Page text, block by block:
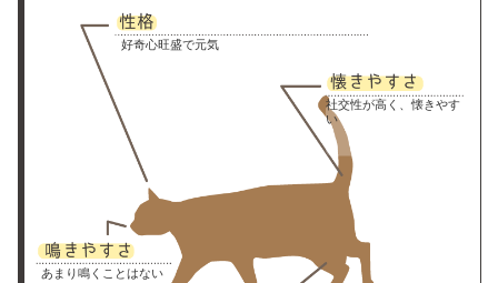
好奇心旺盛で元気
社交性が高く、懐きやす
い
あまり鳴くことはない